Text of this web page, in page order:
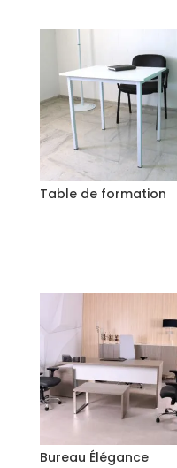
Table de formation
Bureau Élégance